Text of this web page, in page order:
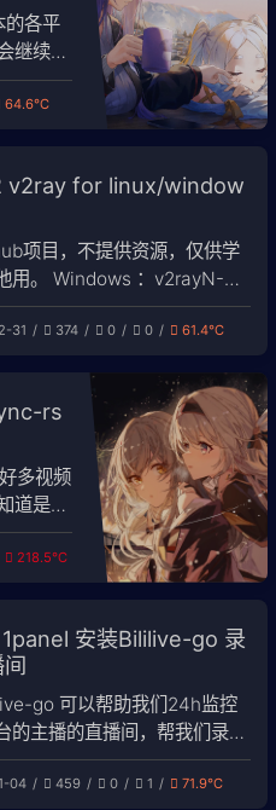
的各平
继续用
。 1. 在
到一个
64.6℃
v2ray for linux/window
项目，不提供资源，仅供学
用。 Windows ：v2rayN-
64-SelfContained-With-
Linux：v2rayN-linux-64.zip
31 374 0 0 61.4℃
rs
多视频
道是什
rs这个
的
辑
218.5℃
1panel 安装Bililive-go 录
go 可以帮助我们24h监控
的主播的直播间，帮我们录制
NAS中，博主使用的是PVE虚
应用商店。仅作为个人学
04 459 0 1 71.9℃